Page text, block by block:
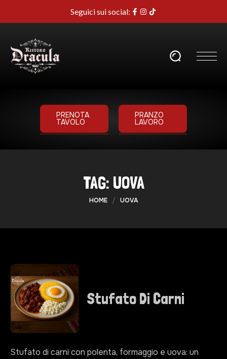
Seguici sui social:
PRENOTA
TAVOLO
PRANZO
LAVORO
TAG: UOVA
HOME UOVA
Stufato Di Carni
Stufato di carni con polenta, formaggio e uova: un